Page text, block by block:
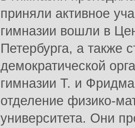
приняли активное
гимназии вошли в
Петербурга, а также
демократической
гимназии Т. и
отделение физико-
университета. Они